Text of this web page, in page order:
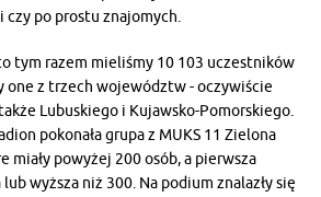
czy po prostu znajomych.
tym razem mieliśmy 10 103 uczestników
one z trzech województw - oczywiście
Lubuskiego i Kujawsko-Pomorskiego.
pokonała grupa z MUKS 11 Zielona
miały powyżej 200 osób, a pierwsza
wyższa niż 300. Na podium znalazły się